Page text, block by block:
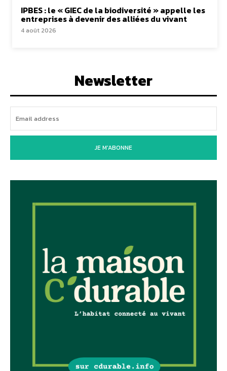
IPBES : le « GIEC de la biodiversité » appelle les
entreprises à devenir des alliées du vivant
4 août 2026
Newsletter
JE M'ABONNE